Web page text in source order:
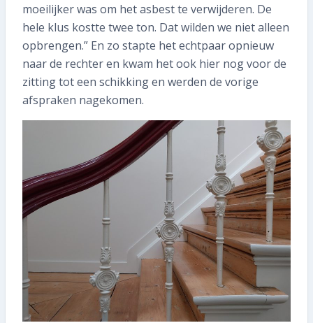
moeilijker was om het asbest te verwijderen. De
hele klus kostte twee ton. Dat wilden we niet alleen
opbrengen.” En zo stapte het echtpaar opnieuw
naar de rechter en kwam het ook hier nog voor de
zitting tot een schikking en werden de vorige
afspraken nagekomen.